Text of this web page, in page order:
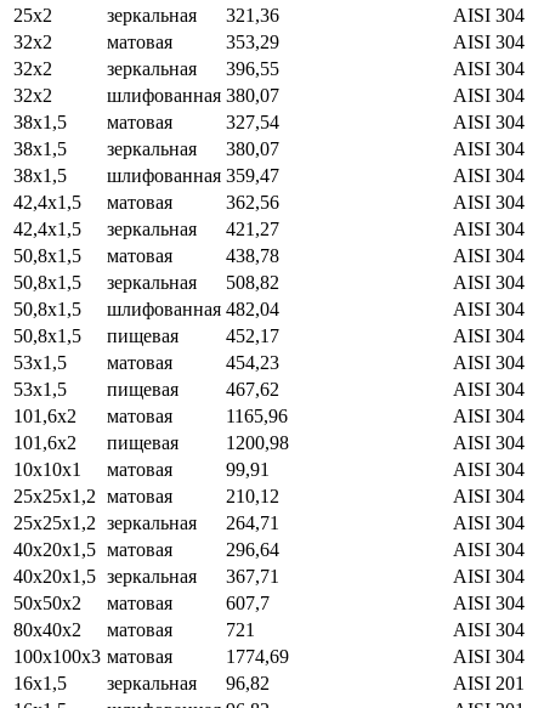
25х2
зеркальная 321,36
AISI 304
32х2
матовая 353,29
AISI 304
32х2
зеркальная 396,55
AISI 304
32х2
шлифованная 380,07
AISI 304
38х1,5
матовая 327,54
AISI 304
38х1,5
зеркальная 380,07
AISI 304
38х1,5
шлифованная 359,47
AISI 304
42,4х1,5
матовая 362,56
AISI 304
42,4х1,5
зеркальная 421,27
AISI 304
50,8х1,5
матовая 438,78
AISI 304
50,8х1,5
зеркальная 508,82
AISI 304
50,8х1,5
шлифованная 482,04
AISI 304
50,8х1,5
пищевая 452,17
AISI 304
53х1,5
матовая 454,23
AISI 304
53х1,5
пищевая 467,62
AISI 304
101,6х2
матовая 1165,96
AISI 304
101,6х2
пищевая 1200,98
AISI 304
10х10х1
матовая 99,91
AISI 304
25х25х1,2 матовая 210,12
AISI 304
25х25х1,2 зеркальная 264,71
AISI 304
40х20х1,5 матовая 296,64
AISI 304
40х20х1,5 зеркальная 367,71
AISI 304
50х50х2
матовая 607,7
AISI 304
80х40х2
матовая 721
AISI 304
100х100х3 матовая 1774,69
AISI 304
16х1,5
зеркальная 96,82
AISI 201